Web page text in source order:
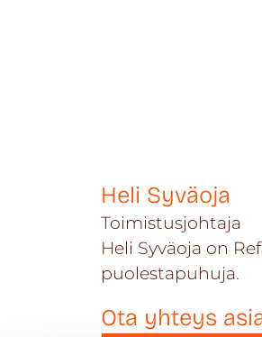
Heli Syväoja
Toimistusjohtaja
Heli Syväoja on
puolestapuhuja.
Ota yhteys